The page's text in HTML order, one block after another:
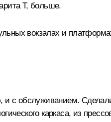
Т, больше.
вокзалах и
и с обслуживанием.
каркаса, из